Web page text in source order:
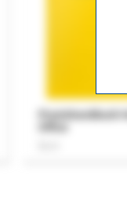
Praxishandbuch